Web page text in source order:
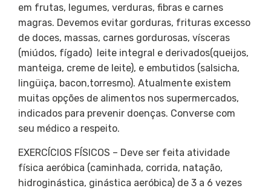
em frutas, legumes, verduras, fibras e carnes
magras. Devemos evitar gorduras, frituras excesso
de doces, massas, carnes gordurosas, vísceras
(miúdos, fígado) leite integral e derivados(queijos,
manteiga, creme de leite), e embutidos (salsicha,
lingüiça, bacon,torresmo). Atualmente existem
muitas opções de alimentos nos supermercados,
indicados para prevenir doenças. Converse com
seu médico a respeito.
EXERCÍCIOS FÍSICOS – Deve ser feita atividade
física aeróbica (caminhada, corrida, natação,
hidroginástica, ginástica aeróbica) de 3 a 6 vezes